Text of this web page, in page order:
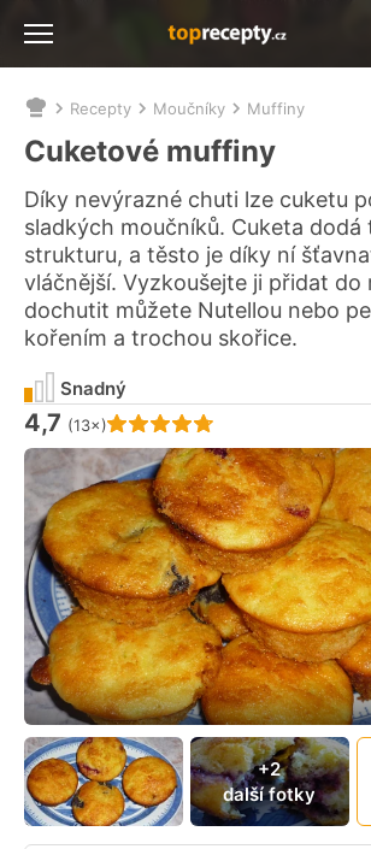
Nacházíte
se
zde:
Recepty Moučníky Muffiny
Cuketové muffiny
Díky nevýrazné chuti lze cuketu
sladkých moučníků. Cuketa dodá
strukturu, a těsto je díky ní
vláčnější. Vyzkoušejte ji přidat do
dochutit můžete Nutellou nebo
kořením a trochou skořice.
Hodnocení receptu je
4,7 (13×)
Snadný
+2
další fotky